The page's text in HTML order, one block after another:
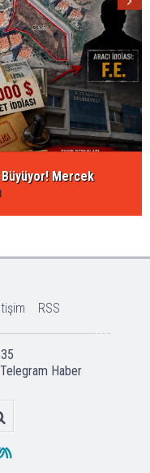
Büyüyor! Mercek
RSS
Telegram Haber